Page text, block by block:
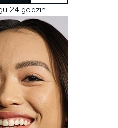
24 godzin